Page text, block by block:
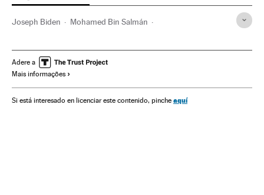
Joseph Biden Mohamed Bin Salmán
Direitos humanos Relações internacionais
Jamal Khashoggi
Adere a
Mais informações
Si está interesado en licenciar este contenido, pinche aquí